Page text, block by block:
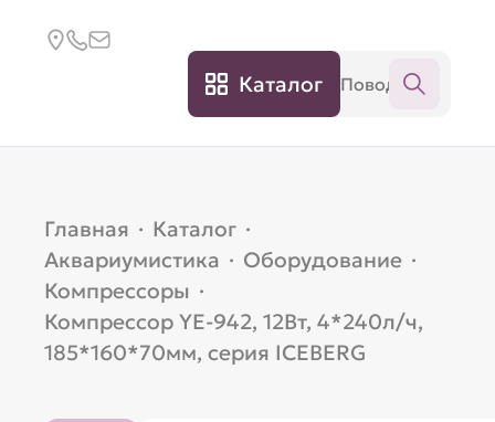
Каталог
Главная · Каталог ·
Аквариумистика · Оборудование ·
Компрессоры ·
Компрессор YE-942, 12Вт, 4*240л/ч,
185*160*70мм, серия ICEBERG